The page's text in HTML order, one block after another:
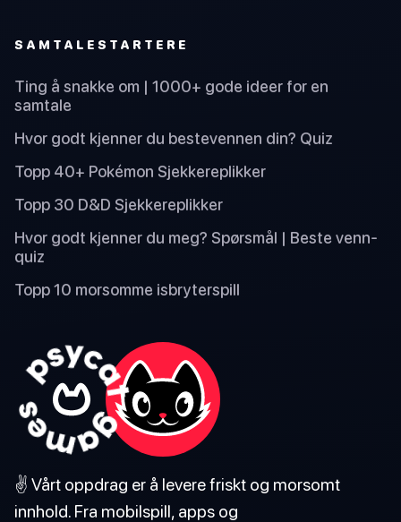
SAMTALESTARTERE
Ting å snakke om | 1000+ gode ideer for en
samtale
Hvor godt kjenner du bestevennen din? Quiz
Topp 40+ Pokémon Sjekkereplikker
Topp 30 D&D Sjekkereplikker
Hvor godt kjenner du meg? Spørsmål | Beste venn-
quiz
Topp 10 morsomme isbryterspill
✌️ Vårt oppdrag er å levere friskt og morsomt
innhold. Fra mobilspill, apps og